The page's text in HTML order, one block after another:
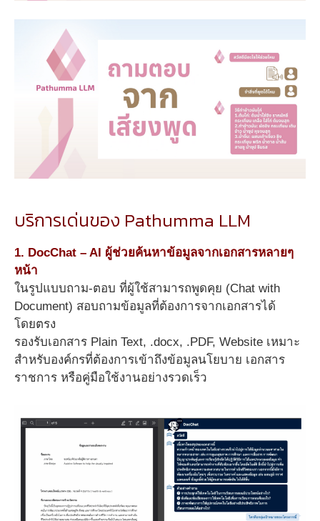
บริการเด่นของ Pathumma LLM
1. DocChat – AI ผู้ช่วยค้นหาข้อมูลจากเอกสารหลายๆ
หน้า
ในรูปแบบถาม-ตอบ ที่ผู้ใช้สามารถพูดคุย (Chat with
Document) สอบถามข้อมูลที่ต้องการจากเอกสารได้
โดยตรง
รองรับเอกสาร Plain Text, .docx, .PDF, Website เหมาะ
สำหรับองค์กรที่ต้องการเข้าถึงข้อมูลนโยบาย เอกสาร
ราชการ หรือคู่มือใช้งานอย่างรวดเร็ว